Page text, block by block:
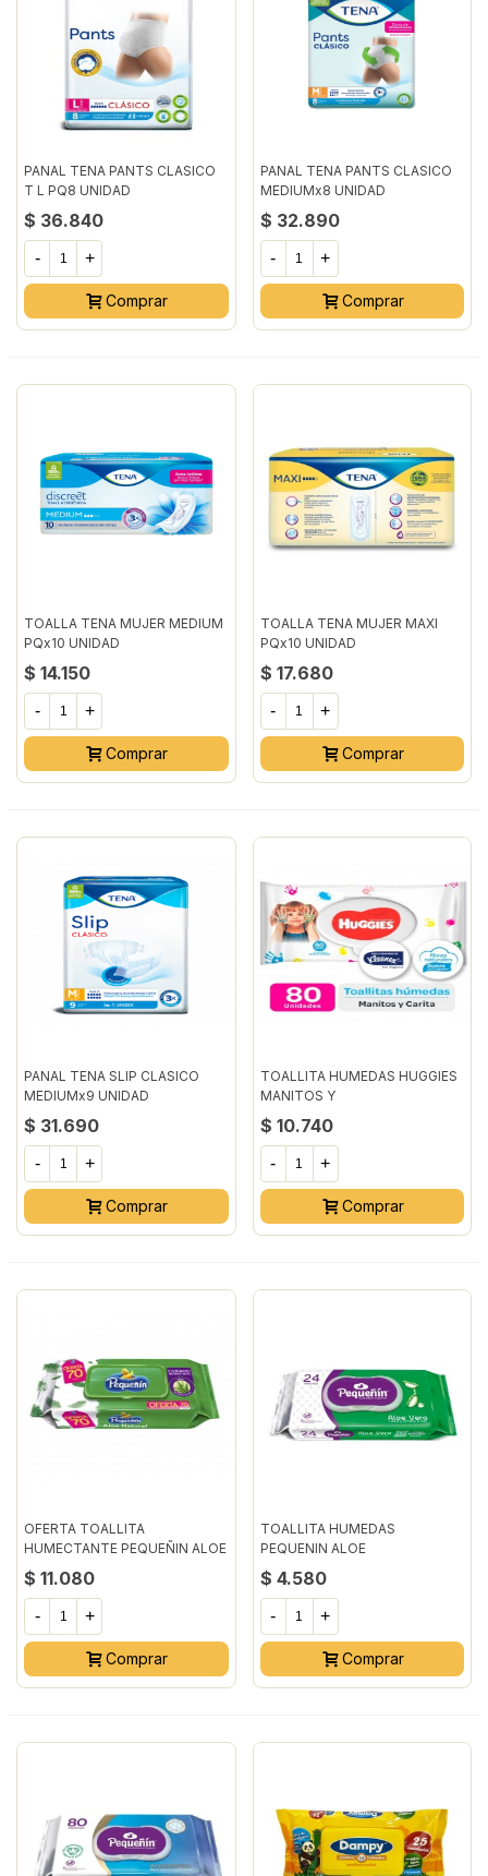
PANAL TENA PANTS CLASICO
T L PQ8 UNIDAD
$ 36.840
- +
Comprar
PANAL TENA PANTS CLASICO
MEDIUMx8 UNIDAD
$ 32.890
- +
Comprar
TOALLA TENA MUJER MEDIUM
PQx10 UNIDAD
$ 14.150
- +
Comprar
TOALLA TENA MUJER MAXI
PQx10 UNIDAD
$ 17.680
- +
Comprar
PANAL TENA SLIP CLASICO
MEDIUMx9 UNIDAD
$ 31.690
- +
Comprar
TOALLITA HUMEDAS HUGGIES
MANITOS Y
CARITASx100UNIDADES
$ 10.740
- +
Comprar
OFERTA TOALLITA
HUMECTANTE PEQUEÑIN ALOE
PG50LL70 UNIDAD
$ 11.080
- +
Comprar
TOALLITA HUMEDAS
PEQUENIN ALOE
PAQUETE24UN
$ 4.580
- +
Comprar